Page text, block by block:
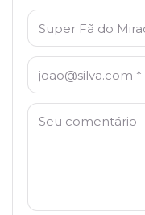
Nome: *
E-mail: *
Comentário: *